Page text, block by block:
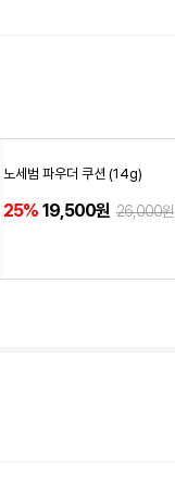
노세범 파우더 쿠션 (14g)
25% 19,500원 26,000원